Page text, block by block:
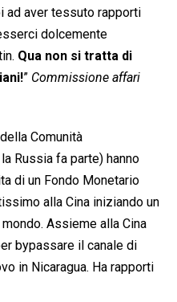
ad aver tessuto rapporti
dolcemente
Qua non si tratta di
” Commissione affari
Comunità
Russia fa parte) hanno
di un Fondo Monetario
alla Cina iniziando un
mondo. Assieme alla Cina
bypassare il canale di
in Nicaragua. Ha rapporti